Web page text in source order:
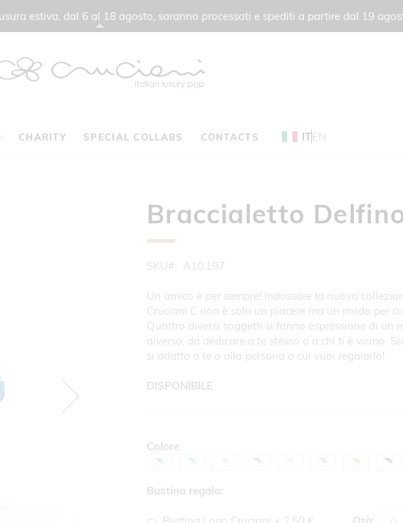
estiva, dal 6 al 18 agosto, saranno processati e spediti a partire dal 19
CHARITY SPECIAL COLLABS CONTACTS ITEN
Braccialetto
SKU A10.197
Un amico è per sempre! Indossare la nuova
Cruciani C non è solo un piacere ma un modo per
Quattro diversi soggetti si fanno espressione di un
diverso, da dedicare a te stesso o a chi ti è vicino.
si adatta a te o alla persona a cui vuoi regalarlo!
DISPONIBILE
Colore
Bustina regalo: